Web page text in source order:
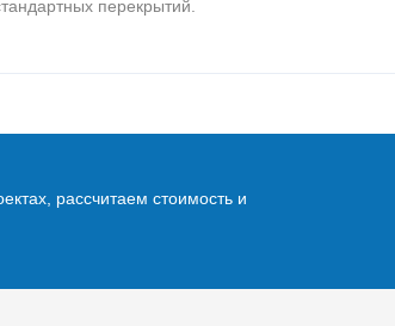
перекрытий.
рассчитаем стоимость и